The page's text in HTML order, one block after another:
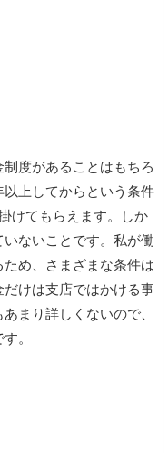
度があることはもちろ
上してからという条件
けてもらえます。しか
ないことです。私が働
め、さまざまな条件は
けは支店ではかける事
まり詳しくないので、
。